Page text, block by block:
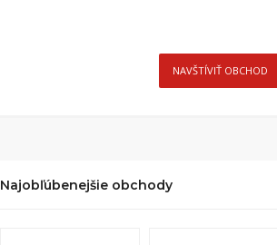
NAVŠTÍVIŤ OBCHOD
Najobľúbenejšie obchody